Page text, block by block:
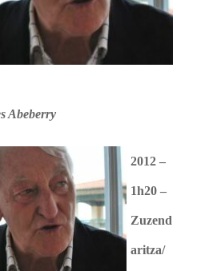
Abeberry
2012 –
1h20 –
Zuzend
aritza/